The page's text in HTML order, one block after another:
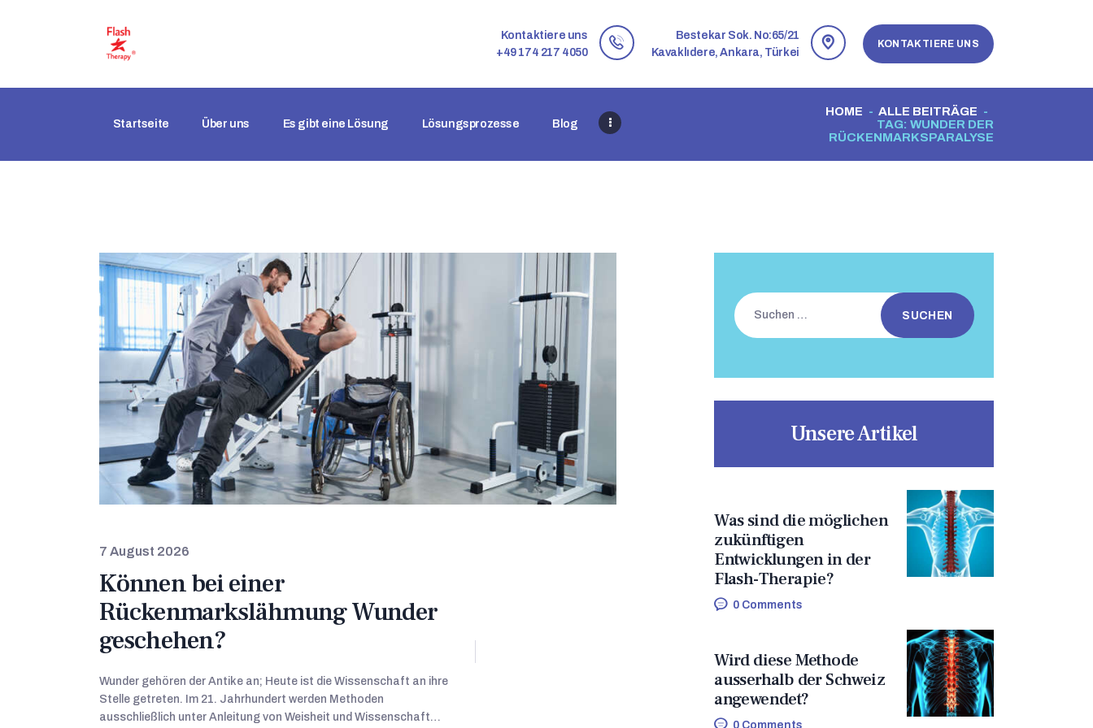
Kontaktiere uns
+49 174 217 4050
Bestekar Sok. No:65/21
Kavaklıdere, Ankara, Türkei
KONTAKTIERE UNS
Startseite Über uns Es gibt eine Lösung Lösungsprozesse Blog
HOME
ALLE BEITRÄGE
TAG: WUNDER DER
RÜCKENMARKSPARALYSE
ÜBER UNS
ES GIBT EINE LÖSUNG
LÖSUNGSPROZESSE
BLOG
7 August 2026
Können bei einer
Rückenmarkslähmung Wunder
geschehen?
Wunder gehören der Antike an; Heute ist die Wissenschaft an ihre
Stelle getreten. Im 21. Jahrhundert werden Methoden
ausschließlich unter Anleitung von Weisheit und Wissenschaft…
Suchen
nach:
Unsere Artikel
Was sind die möglichen
zukünftigen
Entwicklungen in der
Flash-Therapie?
0 Comments
Wird diese Methode
ausserhalb der Schweiz
angewendet?
0 Comments